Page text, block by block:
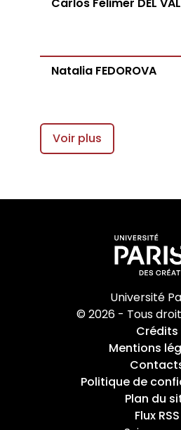
Natalia FEDOROVA
Voir plus
Université
© 2026 - Tous
Crédits
Mentions
Politique de
Plan du
Flux RSS